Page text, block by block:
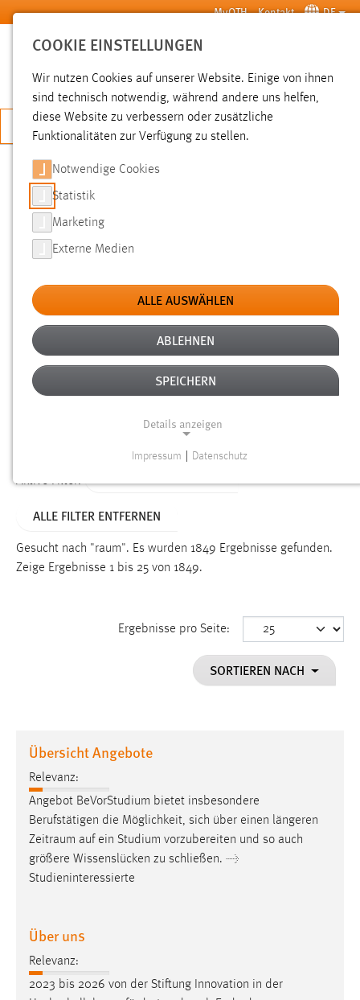
Zum Hauptinhalt springen MyOTH Kontakt DE
SUCHE
JETZT BEWERBEN
SUCHE
FILTER
Typ
Erstellungsdatum
Alter
Aktive Filter:
ALLE FILTER ENTFERNEN
Gesucht nach "raum". Es wurden 1849 Ergebnisse gefunden.
Zeige Ergebnisse 1 bis 25 von 1849.
Ergebnisse pro Seite:
SORTIEREN NACH
Übersicht Angebote
Relevanz:
Angebot BeVorStudium bietet insbesondere
Berufstätigen die Möglichkeit, sich über einen längeren
Zeitraum auf ein Studium vorzubereiten und so auch
größere Wissenslücken zu schließen. →
Studieninteressierte
Über uns
Relevanz:
2023 bis 2026 von der Stiftung Innovation in der
COOKIE EINSTELLUNGEN
Wir nutzen Cookies auf unserer Website. Einige von ihnen
sind technisch notwendig, während andere uns helfen,
diese Website zu verbessern oder zusätzliche
Funktionalitäten zur Verfügung zu stellen.
Notwendige Cookies
Statistik
Marketing
Externe Medien
ALLE AUSWÄHLEN
ABLEHNEN
SPEICHERN
Details anzeigen
Funktionen und sind für die einwandfreie Funktion der
Einverständnis
cookie_consent
Dieser Cookie speichert die ausgewählten Einverständnis-
Performance
Name:
Zweck:
Für performante Seitenauslieferung wird in diesem Cookie
Sprachpräferenz
Name:
site-language-preference
Impressum Datenschutz